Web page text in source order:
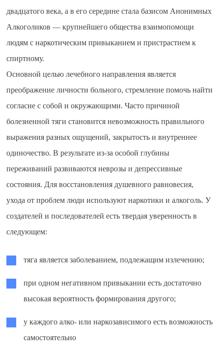
двадцатого века, а в его середине стала базисом Анонимных
Алкоголиков — крупнейшего общества взаимопомощи
людям с наркотическим привыканием и пристрастием к
спиртному.
Основной целью лечебного направления является
преображение личности больного, стремление помочь найти
согласие с собой и окружающими. Часто причиной
болезненной тяги становится невозможность правильного
выражения разных ощущений, закрытость и внутреннее
одиночество. В результате из-за особой глубины
переживаний развиваются неврозы и депрессивные
состояния. Для восстановления душевного равновесия,
ухода от проблем люди используют наркотики и алкоголь. У
создателей и последователей есть твердая уверенность в
следующем:
тяга является заболеванием, подлежащим излечению;
при одном негативном привыкании есть достаточно
высокая вероятность формирования другого;
у каждого алко- или наркозависимого есть возможность
самостоятельно